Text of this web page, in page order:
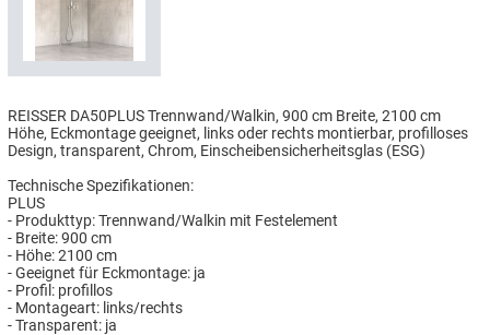
REISSER DA50PLUS Trennwand/Walkin, 900 cm Breite, 2100 cm
Höhe, Eckmontage geeignet, links oder rechts montierbar, profilloses
Design, transparent, Chrom, Einscheibensicherheitsglas (ESG)
Technische Spezifikationen:
PLUS
- Produkttyp: Trennwand/Walkin mit Festelement
- Breite: 900 cm
- Höhe: 2100 cm
- Geeignet für Eckmontage: ja
- Profil: profillos
- Montageart: links/rechts
- Transparent: ja